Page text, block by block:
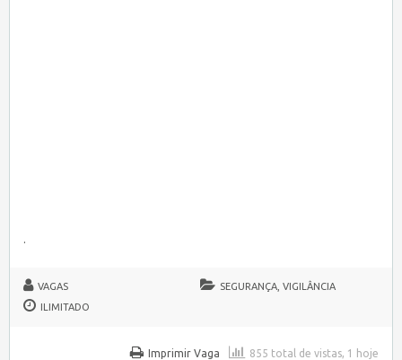
.
VAGAS
SEGURANÇA, VIGILÂNCIA
ILIMITADO
855 total de vistas, 1 hoje
Imprimir Vaga